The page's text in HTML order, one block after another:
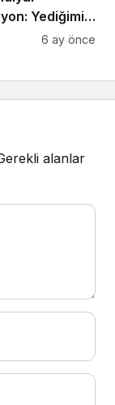
Yediğimiz
Saatler6 ay önce
alanlar